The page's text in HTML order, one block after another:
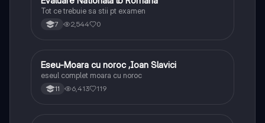
Tot ce trebuie sa stii pt examen
7 2,544 0
Limba și literatura română
Eseu-Moara cu noroc ,Ioan Slavici
eseul complet moara cu noroc
11 6,413 119